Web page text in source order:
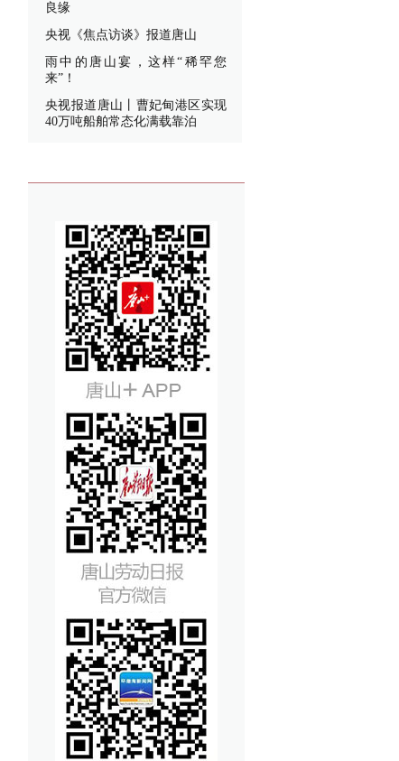
良缘
央视《焦点访谈》报道唐山
雨中的唐山宴，这样“稀罕您
来”！
央视报道唐山丨曹妃甸港区实现
40万吨船舶常态化满载靠泊